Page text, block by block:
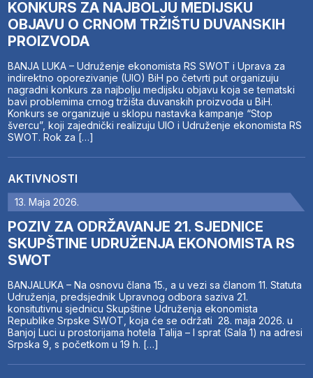
KONKURS ZA NAJBOLJU MEDIJSKU
OBJAVU O CRNOM TRŽIŠTU DUVANSKIH
PROIZVODA
BANJA LUKA – Udruženje ekonomista RS SWOT i Uprava za
indirektno oporezivanje (UIO) BiH po četvrti put organizuju
nagradni konkurs za najbolju medijsku objavu koja se tematski
bavi problemima crnog tržišta duvanskih proizvoda u BiH.
Konkurs se organizuje u sklopu nastavka kampanje “Stop
švercu”, koji zajednički realizuju UIO i Udruženje ekonomista RS
SWOT. Rok za […]
AKTIVNOSTI
13. Maja 2026.
POZIV ZA ODRŽAVANJE 21. SJEDNICE
SKUPŠTINE UDRUŽENJA EKONOMISTA RS
SWOT
BANJALUKA – Na osnovu člana 15., a u vezi sa članom 11. Statuta
Udruženja, predsjednik Upravnog odbora saziva 21.
konsitutivnu sjednicu Skupštine Udruženja ekonomista
Republike Srpske SWOT, koja će se održati 28. maja 2026. u
Banjoj Luci u prostorijama hotela Talija – I sprat (Sala 1) na adresi
Srpska 9, s početkom u 19 h. […]